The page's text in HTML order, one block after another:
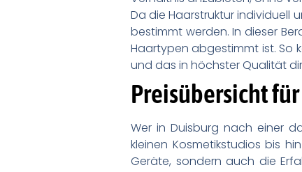
Da die Haarstruktur individuell
bestimmt werden. In dieser
Haartypen abgestimmt ist. So
und das in höchster Qualität
Preisübersicht
Wer in Duisburg nach einer
kleinen Kosmetikstudios bis
Geräte, sondern auch die